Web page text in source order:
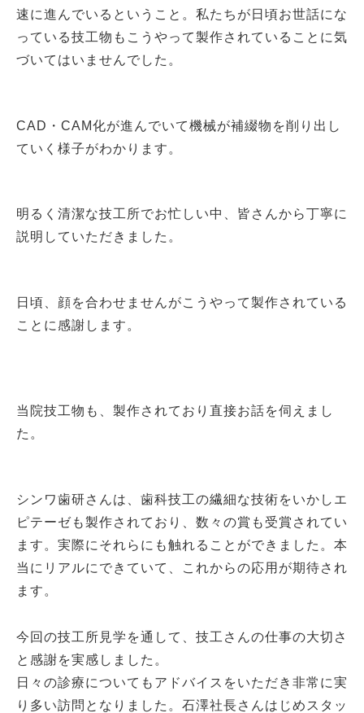
速に進んでいるということ。私たちが日頃お世話にな
っている技工物もこうやって製作されていることに気
づいてはいませんでした。
CAD・CAM化が進んでいて機械が補綴物を削り出し
ていく様子がわかります。
明るく清潔な技工所でお忙しい中、皆さんから丁寧に
説明していただきました。
日頃、顔を合わせませんがこうやって製作されている
ことに感謝します。
当院技工物も、製作されており直接お話を伺えまし
た。
シンワ歯研さんは、歯科技工の繊細な技術をいかしエ
ピテーゼも製作されており、数々の賞も受賞されてい
ます。実際にそれらにも触れることができました。本
当にリアルにできていて、これからの応用が期待され
ます。
今回の技工所見学を通して、技工さんの仕事の大切さ
と感謝を実感しました。
日々の診療についてもアドバイスをいただき非常に実
り多い訪問となりました。石澤社長さんはじめスタッ